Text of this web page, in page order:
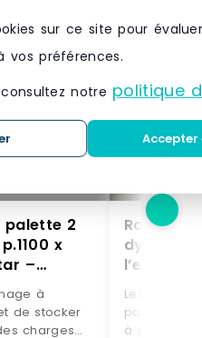
palette 2
x
–
à
de stocker
charges
Les
palettes
à palettes
sur ce site pour
vos préférences.
notre politique